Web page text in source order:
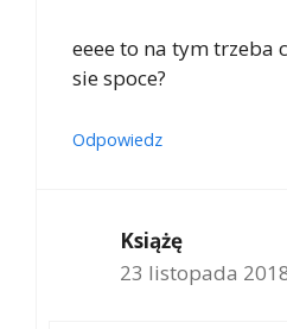
eeee to na tym trzeba
sie spoce?
Odpowiedz
Książę
23 listopada